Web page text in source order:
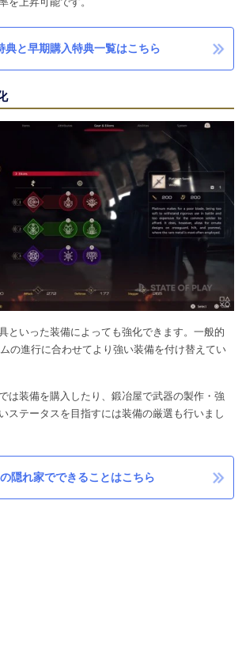
典と早期購入特典一覧はこちら
といった装備によっても強化できます。一般的
の進行に合わせてより強い装備を付け替えてい
は装備を購入したり、鍛冶屋で武器の製作・強
ステータスを目指すには装備の厳選も行いまし
隠れ家でできることはこちら